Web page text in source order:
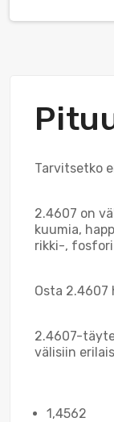
Tarvitsetko
2.4607 on
kuumia,
rikki-,
Osta
2.4607-
välisiin
1,4562